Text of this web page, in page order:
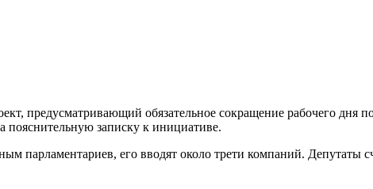
предусматривающий обязательное сокращение рабочего дня
пояснительную записку к инициативе.
парламентариев, его вводят около трети компаний. Депутаты